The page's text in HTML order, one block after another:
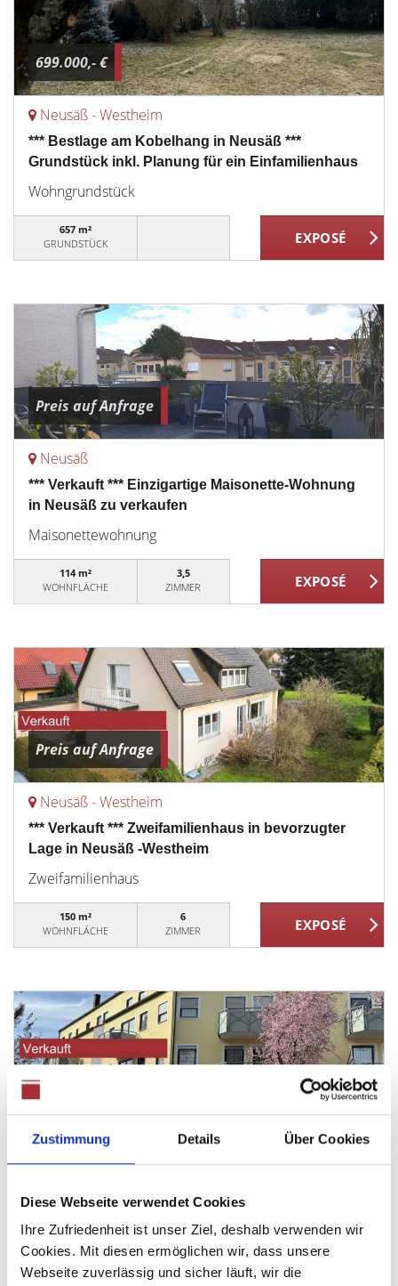
Zustimmung Details Über Cookies
Diese Webseite verwendet Cookies
Ihre Zufriedenheit ist unser Ziel, deshalb verwenden wir
Cookies. Mit diesen ermöglichen wir, dass unsere
Webseite zuverlässig und sicher läuft, wir die
699.000,- €
Neusäß - Westheim
*** Bestlage am Kobelhang in Neusäß ***
Grundstück inkl. Planung für ein Einfamilienhaus
Wohngrundstück
657 m²
GRUNDSTÜCK
Preis auf Anfrage
Neusäß
*** Verkauft *** Einzigartige Maisonette-Wohnung
in Neusäß zu verkaufen
Maisonettewohnung
114 m²
WOHNFLÄCHE
3,5
ZIMMER
Preis auf Anfrage
Neusäß - Westheim
*** Verkauft *** Zweifamilienhaus in bevorzugter
Lage in Neusäß -Westheim
Zweifamilienhaus
150 m²
WOHNFLÄCHE
6
ZIMMER
Neusäß
Etagenwohnung
42 m²
WOHNFLÄCHE
1,5
ZIMMER